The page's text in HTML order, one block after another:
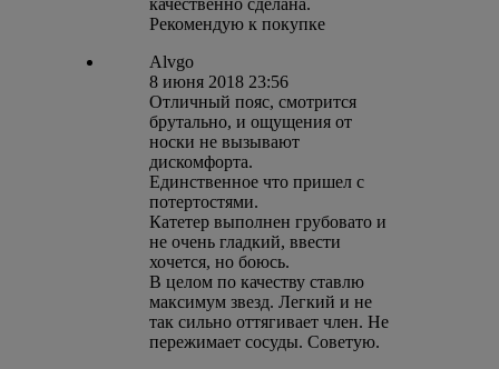
качественно сделана.
Рекомендую к покупке
Alvgo
8 июня 2018 23:56
Отличный пояс, смотрится
брутально, и ощущения от
носки не вызывают
дискомфорта.
Единственное что пришел с
потертостями.
Катетер выполнен грубовато и
не очень гладкий, ввести
хочется, но боюсь.
В целом по качеству ставлю
максимум звезд. Легкий и не
так сильно оттягивает член. Не
пережимает сосуды. Советую.